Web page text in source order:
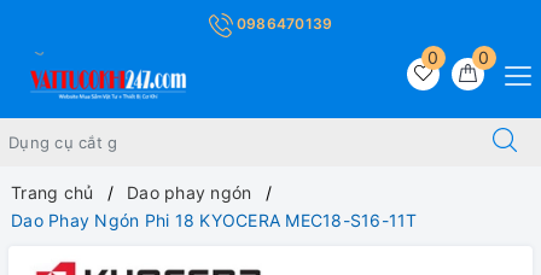
0986470139
0
0
Trang chủ
Dao phay ngón
Dao Phay Ngón Phi 18 KYOCERA MEC18-S16-11T